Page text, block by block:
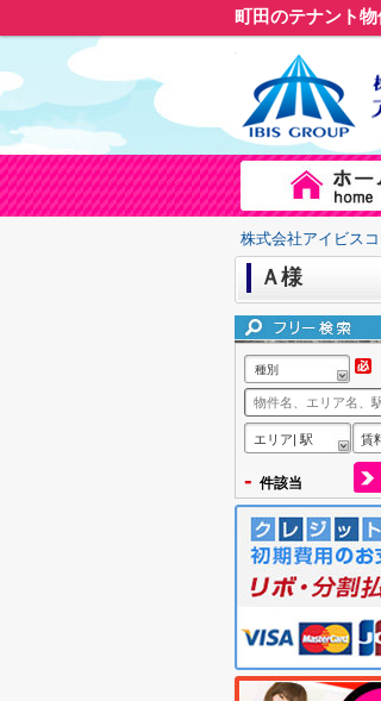
町田のテナント
株式会社アイビス
Ａ様
種別
エリア| 駅 賃
- 件該当